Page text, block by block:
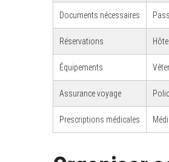
Documents nécessaires
Réservations
Équipements
Assurance voyage
Prescriptions médicales